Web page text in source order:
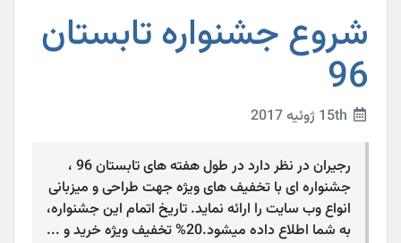
شروع جشنواره تابستان
96
رجیران در نظر دارد در طول هفته های تابستان 96 ،
جشنواره ای با تخفیف های ویژه جهت طراحی و میزبانی
انواع وب سایت را ارائه نماید. تاریخ اتمام این جشنواره،
به شما اطلاع داده میشود.20% تخفیف ویژه خرید و ...